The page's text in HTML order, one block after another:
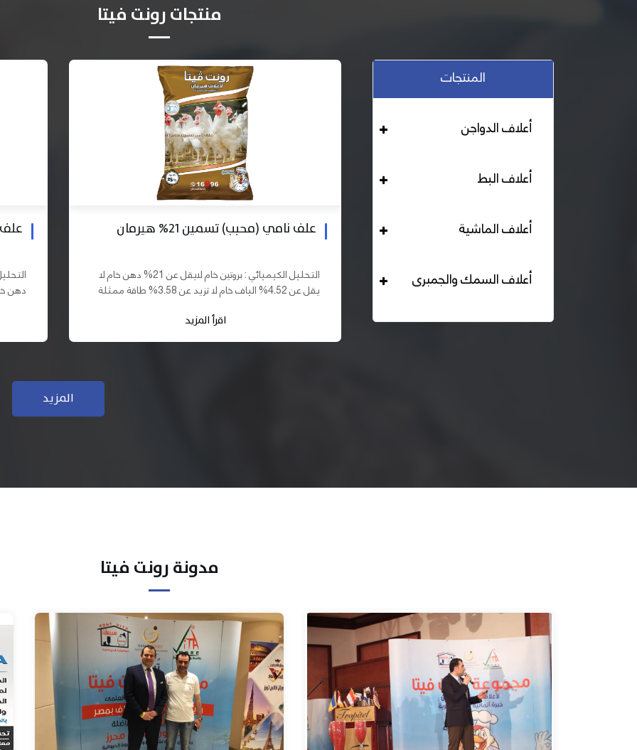
منتجات رونت فيتا
المنتجات
أعلاف الدواجن
أعلاف البط
أعلاف الماشية
أعلاف السمك والجمبرى
علف علف بادي نامي تسمين 19% هيرمان
التحليل الكيميائي : بروتين خام لايقل عن 19% دهن خام لا
يقل عن 10% الياف خام لا تزيد عن 3.70% طاقة ممثلة لا
اقرأ المزيد
علف دواجن بياض محبب 16% هيرمان
التحليل الكيميائي : بروتين خام لايقل عن 16% دهن خام لا
يقل عن 2,84% الياف خام لا تزيد عن 2.24% طاقة ممثلة
اقرأ المزيد
المزيد
مدونة رونت فيتا